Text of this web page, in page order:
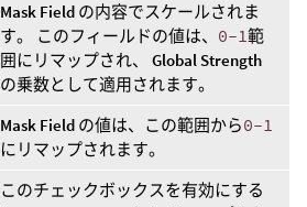
Mask Field の内容でスケールされま
す。 このフィールドの値は、 0-1範
囲にリマップされ、 Global Strength
の乗数として適用されます。
Mask Field の値は、この範囲から0-1
にリマップされます。
このチェックボックスを有効にする